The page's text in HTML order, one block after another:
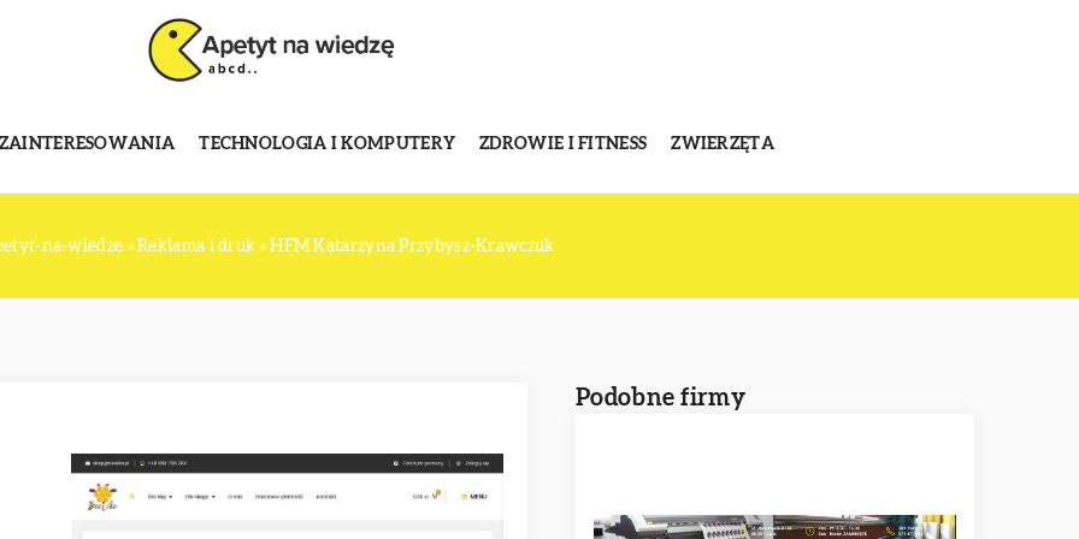
TECHNOLOGIA I KOMPUTERY ZDROWIE I FITNESS ZWIERZĘTA
na-wiedze »Reklama i druk »HFM Katarzyna Przybysz-Krawczuk
Podobne firmy